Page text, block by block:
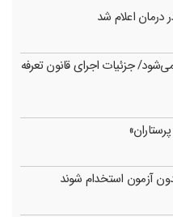
درمان اعلام شد
پرداخت می‌شود/ جزئیات اجرای قانون تعرفه
آزمون استخدام شوند